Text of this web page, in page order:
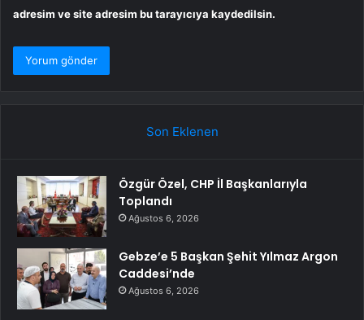
adresim ve site adresim bu tarayıcıya kaydedilsin.
Son Eklenen
Özgür Özel, CHP İl Başkanlarıyla
Toplandı
Ağustos 6, 2026
Gebze’e 5 Başkan Şehit Yılmaz Argon
Caddesi’nde
Ağustos 6, 2026